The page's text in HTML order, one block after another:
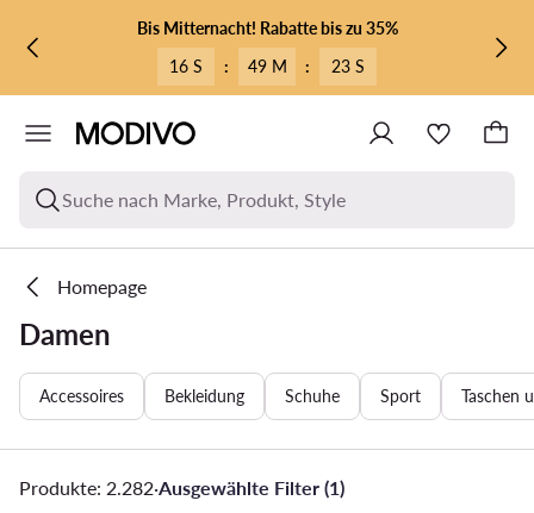
ZUM HAUPTINHALT SPRINGEN
Bis Mitternacht! Rabatte bis zu 35%
16 S
: 49 M : 22 S
Suche nach Marke, Produkt, Style
Homepage
Damen
Accessoires Bekleidung Schuhe Sport Taschen
Produkte: 2.282·Ausgewählte Filter (1)